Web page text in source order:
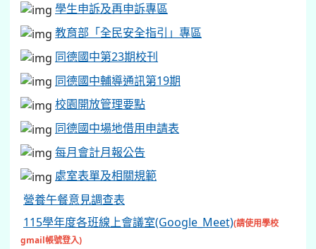
學生申訴及再申訴專區
教育部「全民安全指引」專區
同德國中第23期校刊
同德國中輔導通訊第19期
校園開放管理要點
同德國中場地借用申請表
每月會計月報公告
處室表單及相關規範
營養午餐意見調查表
115學年度各班線上會議室(Google_Meet)(請使用學校
gmail帳號登入)